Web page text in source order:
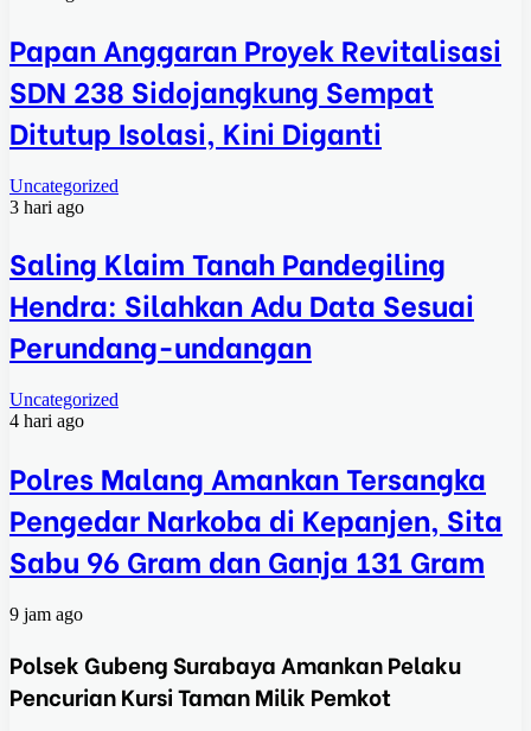
Papan Anggaran Proyek Revitalisasi
SDN 238 Sidojangkung Sempat
Ditutup Isolasi, Kini Diganti
Uncategorized
3 hari ago
Saling Klaim Tanah Pandegiling
Hendra: Silahkan Adu Data Sesuai
Perundang-undangan
Uncategorized
4 hari ago
Polres Malang Amankan Tersangka
Pengedar Narkoba di Kepanjen, Sita
Sabu 96 Gram dan Ganja 131 Gram
9 jam ago
Polsek Gubeng Surabaya Amankan Pelaku
Pencurian Kursi Taman Milik Pemkot